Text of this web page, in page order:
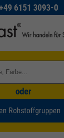
6151 3093-0
oder
Rohstoffgruppen